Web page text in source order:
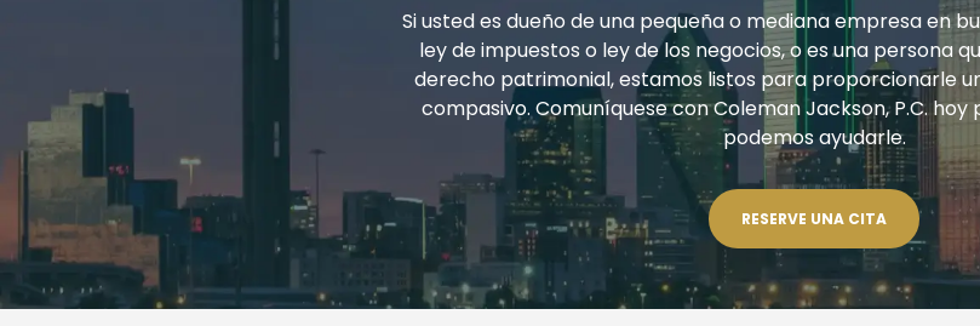
Si usted es dueño de una pequeña o mediana empresa en
ley de impuestos o ley de los negocios, o es una persona
derecho patrimonial, estamos listos para proporcionarle
compasivo. Comuníquese con Coleman Jackson, P.C.
podemos ayudarle.
RESERVE UNA CITA